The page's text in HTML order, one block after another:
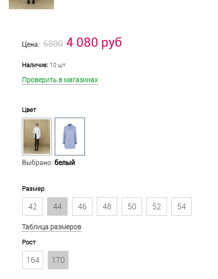
Цена: 6800 4 080 руб
Наличие: 10 шт
Проверить в магазинах
Цвет
Выбрано: белый
Размер
42 44 46 48 50 52 54
Таблица размеров
Рост
164 170